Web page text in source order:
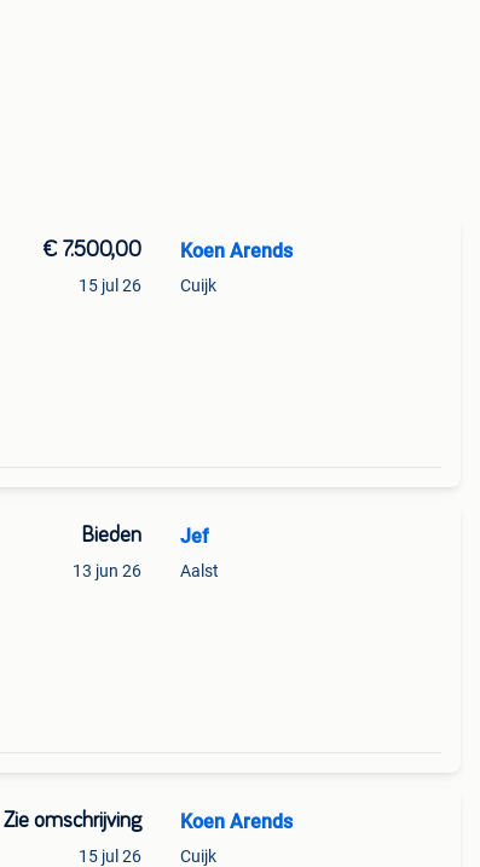
€ 7.500,00
15 jul 26
Koen Arends
Cuijk
Bieden
13 jun 26
Jef
Aalst
Zie omschrijving
15 jul 26
Koen Arends
Cuijk